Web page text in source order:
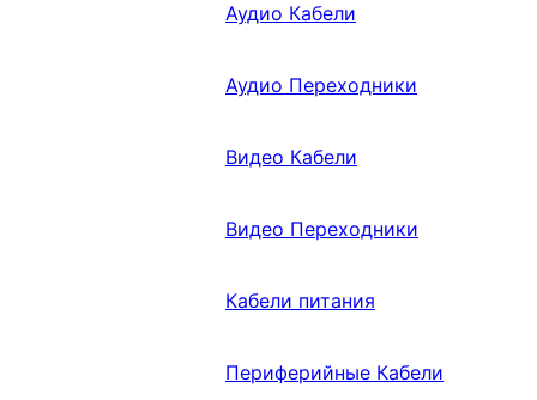
Аудио Кабели
Аудио Переходники
Видео Кабели
Видео Переходники
Кабели питания
Периферийные Кабели